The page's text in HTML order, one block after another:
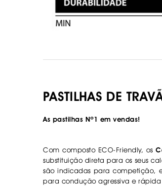
PASTILHAS DE
As pastilhas Nº1 em vendas!
Com composto ECO-Friendly, os
substituição direta para os seus
são indicadas para competição,
para condução agressiva e